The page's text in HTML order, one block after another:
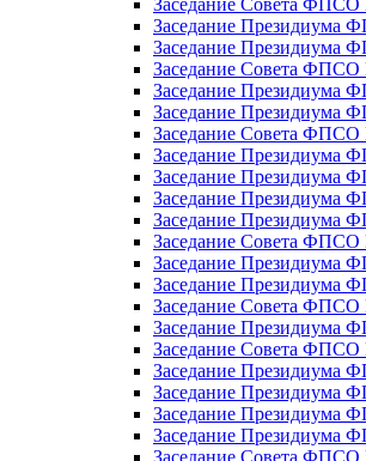
Заседание Президиума
Заседание Президиума
Заседание Совета ФПСО
Заседание Президиума
Заседание Президиума
Заседание Совета ФПСО
Заседание Президиума
Заседание Президиума
Заседание Президиума
Заседание Президиума
Заседание Совета ФПСО
Заседание Президиума
Заседание Президиума
Заседание Совета ФПСО
Заседание Президиума
Заседание Совета ФПСО
Заседание Президиума
Заседание Президиума
Заседание Президиума
Заседание Президиума
Заседание Совета ФПСО